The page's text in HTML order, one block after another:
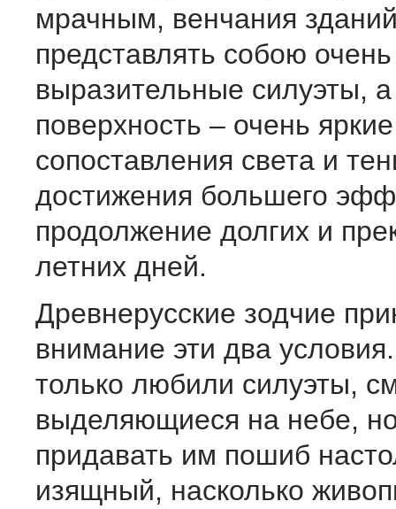
мрачным, венчания
представлять собою очень
выразительные силуэты,
поверхность – очень яркие
сопоставления света и
достижения большего
продолжение долгих и
летних дней.
Древнерусские зодчие
внимание эти два
только любили силуэты,
выделяющиеся на небе,
придавать им пошиб
изящный, насколько